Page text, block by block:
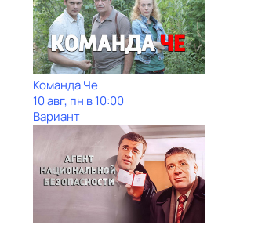
Команда Че
10 авг, пн в 10:00
Вариант